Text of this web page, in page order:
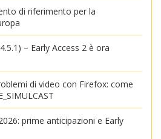
di riferimento per la
– Early Access 2 è ora
di video con Firefox: come
prime anticipazioni e Early